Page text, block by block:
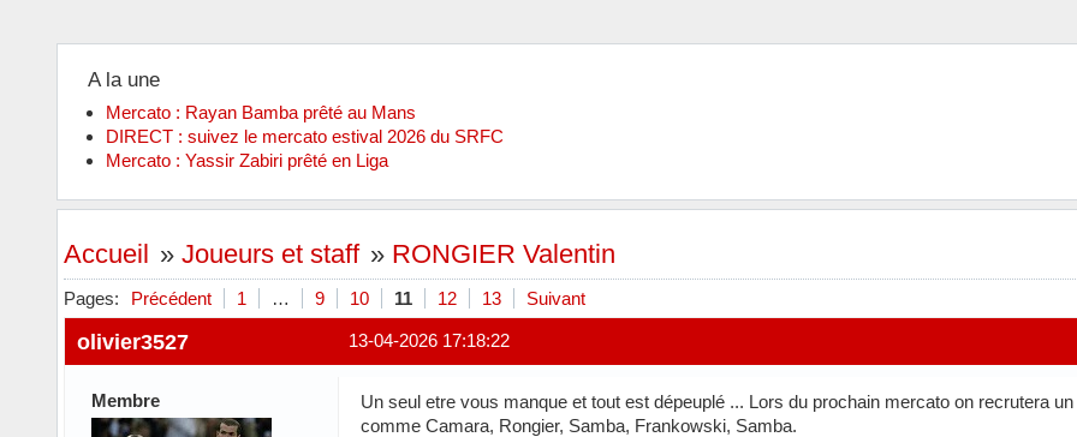
A la une
Mercato : Rayan Bamba prêté au Mans
DIRECT : suivez le mercato estival 2026 du SRFC
Mercato : Yassir Zabiri prêté en Liga
Accueil » Joueurs et staff » RONGIER Valentin
Pages: Précédent 1 … 9 10 11 12 13 Suivant
13-04-2026 17:18:22
olivier3527
Membre
Un seul etre vous manque et tout est dépeuplé ... Lors du prochain mercato on recrutera
comme Camara, Rongier, Samba, Frankowski, Samba.